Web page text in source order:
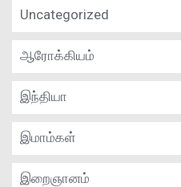
Uncategorized
ஆரோக்கியம்
இந்தியா
இமாம்கள்
இறைஞானம்